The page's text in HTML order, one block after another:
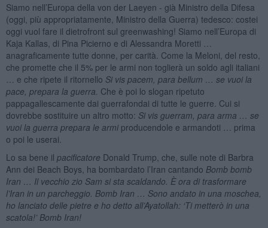
Siamo nell’Europa della von der Laeyen - già Ministro della Difesa
(oggi, più appropriatamente, Ministro della Guerra) tedesco: costei
oggi vuol fare il dietrofront sul greenwashing! Siamo nell’Europa di
Kaja Kallas, di Pina Picierno e di Alessandra Moretti …
anagraficamente tutte donne, per carità. Come la Meloni, del resto,
che promette che il 5% per le armi non toglierà un soldo agli italiani
… e che ripete il ritornello Si vis pacem, para bellum … se vuoi la
pace, prepara la guerra. Che è poi lo slogan ripetuto
pappagallescamente dai guerrafondai di tutte le guerre. Cui si
dovrebbe sostituire un altro motto: Si vis guerram, para arma … se
vuoi la guerra prepara le armi producendole e armandoti … prima
o poi le userai.
Lo sa bene il pacificatore Donald Trump, che, sulle note di Barbra
Ann dei Beach Boys, ha bombardato l’Iran cantando Bomb bomb
Iran … Il vecchio zio Sam si sta scaldando. È ora di trasformare
l’Iran in un parcheggio. Bomb Iran … Sono andato in una moschea,
ho lanciato delle pietre e ho detto all’Ayatollah: ‘Ti metterò in una
scatola!’ Bomb Iran!